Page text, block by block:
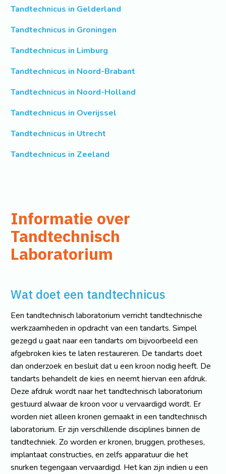
Tandtechnicus in Gelderland
Tandtechnicus in Groningen
Tandtechnicus in Limburg
Tandtechnicus in Noord-Brabant
Tandtechnicus in Noord-Holland
Tandtechnicus in Overijssel
Tandtechnicus in Utrecht
Tandtechnicus in Zeeland
Informatie over
Tandtechnisch
Laboratorium
Wat doet een tandtechnicus
Een tandtechnisch laboratorium verricht tandtechnische
werkzaamheden in opdracht van een tandarts. Simpel
gezegd u gaat naar een tandarts om bijvoorbeeld een
afgebroken kies te laten restaureren. De tandarts doet
dan onderzoek en besluit dat u een kroon nodig heeft. De
tandarts behandelt de kies en neemt hiervan een afdruk.
Deze afdruk wordt naar het tandtechnisch laboratorium
gestuurd alwaar de kroon voor u vervaardigd wordt. Er
worden niet alleen kronen gemaakt in een tandtechnisch
laboratorium. Er zijn verschillende disciplines binnen de
tandtechniek. Zo worden er kronen, bruggen, protheses,
implantaat constructies, en zelfs apparatuur die het
snurken tegengaan vervaardigd. Het kan zijn indien u een